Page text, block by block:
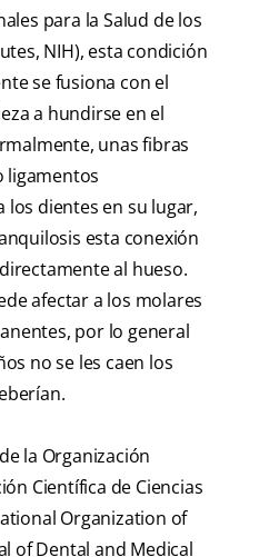
para la Salud de los
NIH), esta condición
se fusiona con el
a hundirse en el
unas fibras
ligamentos
dientes en su lugar,
esta conexión
al hueso.
afectar a los molares
por lo general
no se les caen los
la Organización
Científica de Ciencias
Organization of
of Dental and Medical